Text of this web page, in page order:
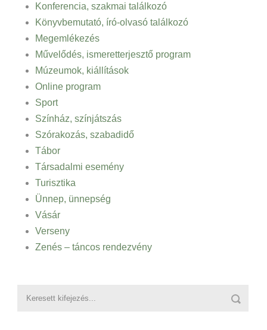
Konferencia, szakmai találkozó
Könyvbemutató, író-olvasó találkozó
Megemlékezés
Művelődés, ismeretterjesztő program
Múzeumok, kiállítások
Online program
Sport
Színház, színjátszás
Szórakozás, szabadidő
Tábor
Társadalmi esemény
Turisztika
Ünnep, ünnepség
Vásár
Verseny
Zenés – táncos rendezvény